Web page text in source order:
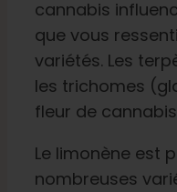
cannabis
que vous
variétés. Les
les trichomes
fleur de
Le limonène est
nombreuses